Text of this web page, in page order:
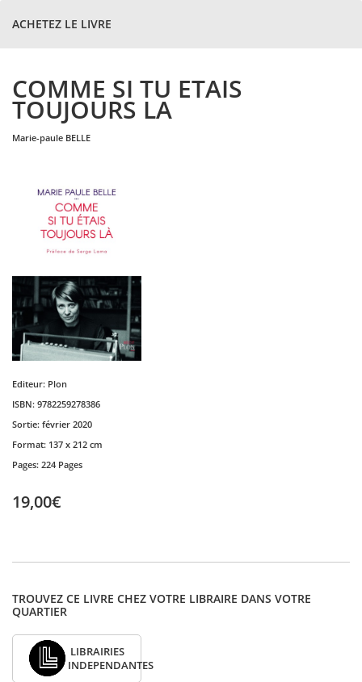
ACHETEZ LE LIVRE
COMME SI TU ETAIS
TOUJOURS LA
marie-paule BELLE
Editeur: Plon
ISBN: 9782259278386
Sortie: février 2020
Format: 137 x 212 cm
Pages: 224 Pages
19,00€
TROUVEZ CE LIVRE CHEZ VOTRE LIBRAIRE DANS VOTRE
QUARTIER
LIBRAIRIES
INDEPENDANTES